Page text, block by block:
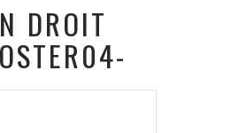
DROIT